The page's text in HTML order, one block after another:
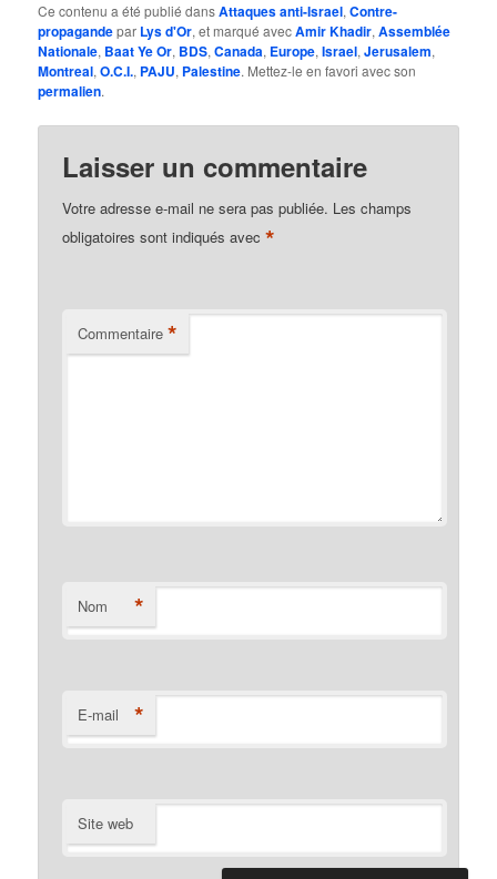
Ce contenu a été publié dansAttaques anti-Israel,Contre-
propagandepar Lys d'Or, et marqué avecAmir Khadir,Assemblée
Nationale, Baat Ye Or, BDS,Canada, Europe,Israel,Jerusalem,
Montreal,O.C.I., PAJU, Palestine. Mettez-le en favori avec son
permalien.
Laisser un commentaire
Votre adresse e-mail ne sera pas publiée. Les champs
obligatoires sont indiqués avec*
Commentaire *
Nom *
E-mail *
Site web